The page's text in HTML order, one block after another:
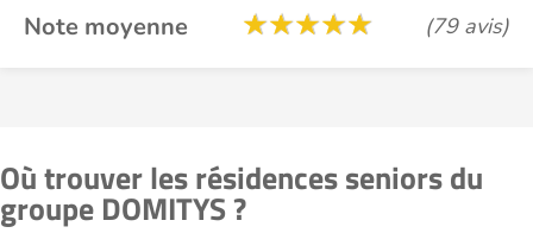
Note moyenne (79 avis)
Où trouver les résidences seniors du
groupe DOMITYS ?